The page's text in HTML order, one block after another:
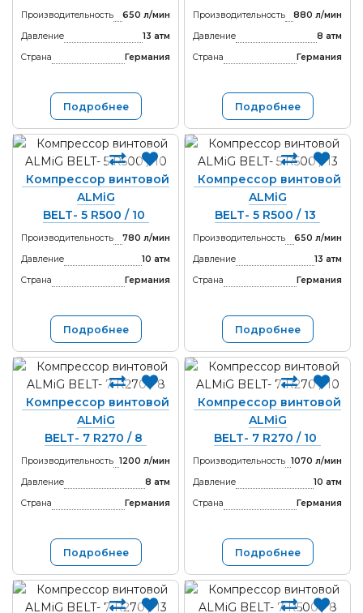
Производительность
650 л/мин
Давление
13 атм
Страна
Германия
Подробнее
Производительность
880 л/мин
Давление
8 атм
Страна
Германия
Подробнее
Компрессор винтовой
ALMiG
BELT- 5 R500 / 10
Производительность
780 л/мин
Давление
10 атм
Страна
Германия
Подробнее
Компрессор винтовой
ALMiG
BELT- 5 R500 / 13
Производительность
650 л/мин
Давление
13 атм
Страна
Германия
Подробнее
Компрессор винтовой
ALMiG
BELT- 7 R270 / 8
Производительность 1200 л/мин
Давление
8 атм
Страна
Германия
Подробнее
Компрессор винтовой
ALMiG
BELT- 7 R270 / 10
Производительность 1070 л/мин
Давление
10 атм
Страна
Германия
Подробнее